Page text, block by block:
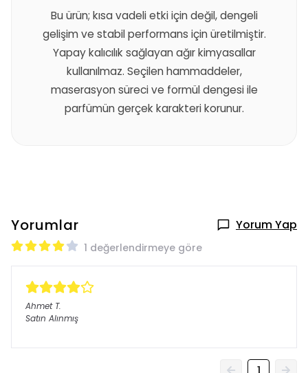
Bu ürün; kısa vadeli etki için değil, dengeli
gelişim ve stabil performans için üretilmiştir.
Yapay kalıcılık sağlayan ağır kimyasallar
kullanılmaz. Seçilen hammaddeler,
maserasyon süreci ve formül dengesi ile
parfümün gerçek karakteri korunur.
Yorumlar Yorum Yap
1 değerlendirmeye göre
Ahmet T.
Satın Alınmış
1